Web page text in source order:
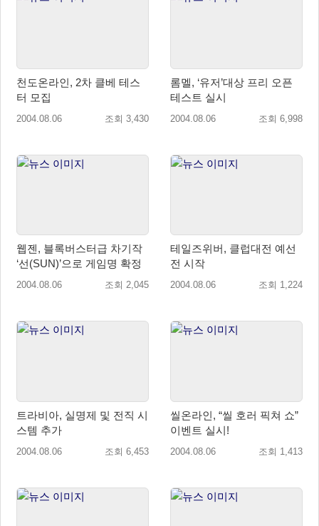
천도온라인, 2차 클베 테스
터 모집
2004.08.06 조회 3,430
롬멜, ‘유저’대상 프리 오픈
테스트 실시
2004.08.06 조회 6,998
웹젠, 블록버스터급 차기작
‘선(SUN)’으로 게임명 확정
2004.08.06 조회 2,045
테일즈위버, 클럽대전 예선
전 시작
2004.08.06 조회 1,224
트라비아, 실명제 및 전직 시
스템 추가
2004.08.06 조회 6,453
씰온라인, “씰 호러 픽쳐 쇼”
이벤트 실시!
2004.08.06 조회 1,413